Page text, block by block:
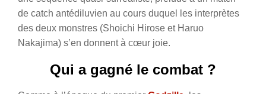
de catch antédiluvien au cours duquel les interprètes
des deux monstres (Shoichi Hirose et Haruo
Nakajima) s’en donnent à cœur joie.
Qui a gagné le combat ?